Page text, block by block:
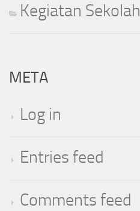
Kegiatan Sekolah
META
Log in
Entries feed
Comments feed